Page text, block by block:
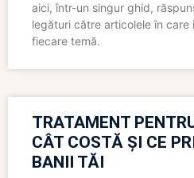
aici, într-un singur ghid,
legături către articolele în care
fiecare temă.
TRATAMENT
CÂT COSTĂ ȘI CE
BANII TĂI